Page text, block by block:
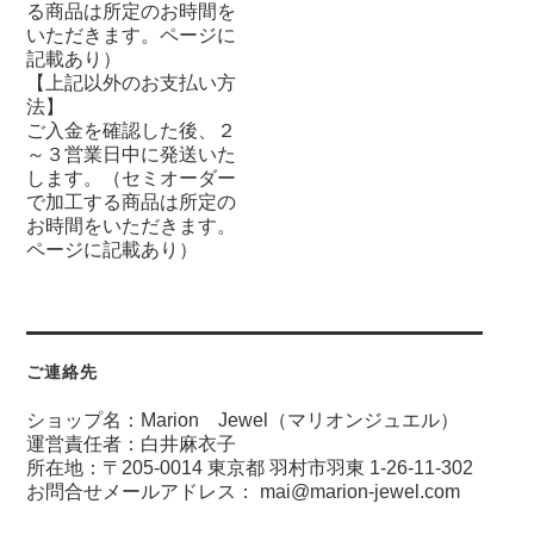
る商品は所定のお時間を
いただきます。ページに
記載あり）
【上記以外のお支払い方
法】
ご入金を確認した後、２
～３営業日中に発送いた
します。（セミオーダー
で加工する商品は所定の
お時間をいただきます。
ページに記載あり）
ご連絡先
ショップ名：Marion Jewel（マリオンジュエル）
運営責任者：白井麻衣子
所在地：〒205-0014 東京都 羽村市羽東 1-26-11-302
お問合せメールアドレス： mai@marion-jewel.com